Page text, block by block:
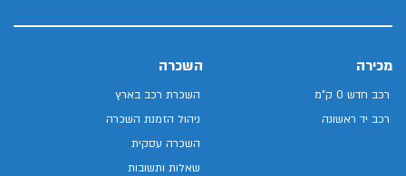
מכירה
רכב חדש 0 ק"מ
רכב יד ראשונה
השכרה
השכרת רכב בארץ
ניהול הזמנת השכרה
השכרה עסקית
שאלות ותשובות